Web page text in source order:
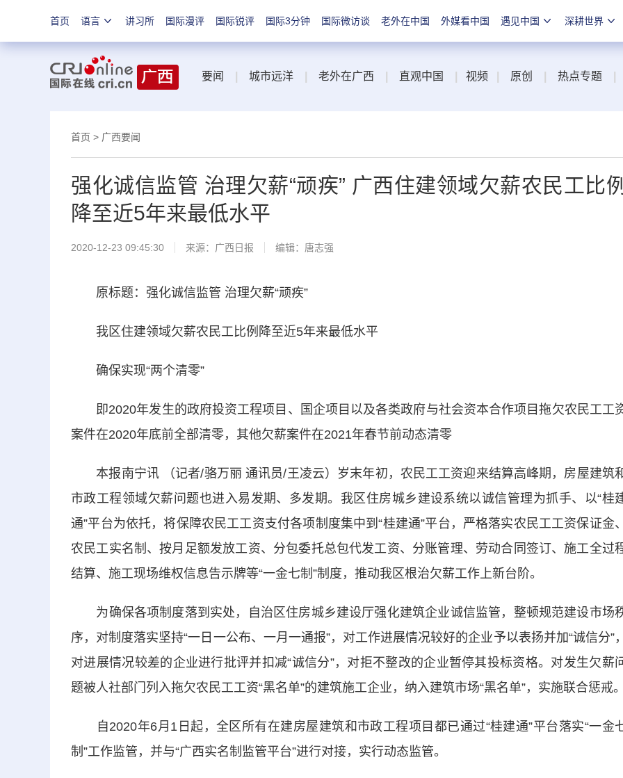
首页 语言 讲习所 国际漫评 国际锐评 国际3分钟 国际微访谈 老外在中国 外媒看中国 遇见中国 深耕世界
要闻 城市远洋 老外在广西 直观中国 视频 原创 热点专题
首页 > 广西要闻
强化诚信监管 治理欠薪“顽疾” 广西住建领域欠薪农民工比
降至近5年来最低水平
2020-12-23 09:45:30 来源： 广西日报 编辑：唐志强
原标题：强化诚信监管 治理欠薪“顽疾”
我区住建领域欠薪农民工比例降至近5年来最低水平
确保实现“两个清零”
即2020年发生的政府投资工程项目、国企项目以及各类政府与社会资本合作项目拖欠农民工工
案件在2020年底前全部清零，其他欠薪案件在2021年春节前动态清零
本报南宁讯 （记者/骆万丽 通讯员/王凌云）岁末年初，农民工工资迎来结算高峰期，房屋建筑
市政工程领域欠薪问题也进入易发期、多发期。我区住房城乡建设系统以诚信管理为抓手、以“桂
通”平台为依托，将保障农民工工资支付各项制度集中到“桂建通”平台，严格落实农民工工资保证金
农民工实名制、按月足额发放工资、分包委托总包代发工资、分账管理、劳动合同签订、施工全过
结算、施工现场维权信息告示牌等“一金七制”制度，推动我区根治欠薪工作上新台阶。
为确保各项制度落到实处，自治区住房城乡建设厅强化建筑企业诚信监管，整顿规范建设市场
序，对制度落实坚持“一日一公布、一月一通报”，对工作进展情况较好的企业予以表扬并加“诚信分”
对进展情况较差的企业进行批评并扣减“诚信分”，对拒不整改的企业暂停其投标资格。对发生欠薪
题被人社部门列入拖欠农民工工资“黑名单”的建筑施工企业，纳入建筑市场“黑名单”，实施联合惩戒
自2020年6月1日起，全区所有在建房屋建筑和市政工程项目都已通过“桂建通”平台落实“一金
制”工作监管，并与“广西实名制监管平台”进行对接，实行动态监管。